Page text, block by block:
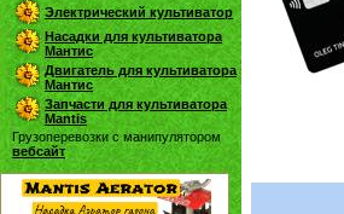
Электрический культиватор
Насадки для культиватора
Мантис
Двигатель для культиватора
Мантис
Запчасти для культиватора
Mantis
Грузоперевозки с манипулятором
вебсайт